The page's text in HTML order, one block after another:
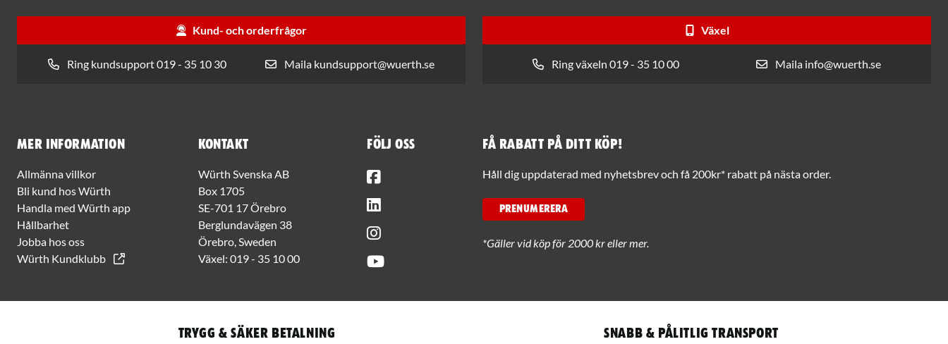
Kund- och orderfrågor
Ring kundsupport 019 - 35 10 30 Maila kundsupport@wuerth.se
Växel
Ring växeln 019 - 35 10 00 Maila info@wuerth.se
Mer information
Allmänna villkor
Bli kund hos Würth
Handla med Würth app
Hållbarhet
Jobba hos oss
Würth Kundklubb
Kontakt
Würth Svenska AB
Box 1705
SE-701 17 Örebro
Berglundavägen 38
Örebro, Sweden
Växel: 019 - 35 10 00
Följ oss Få rabatt på ditt köp!
Håll dig uppdaterad med nyhetsbrev och få 200kr* rabatt på nästa order.
PRENUMERERA
*Gäller vid köp för 2000 kr eller mer.
Trygg & säker betalning Snabb & pålitlig transport